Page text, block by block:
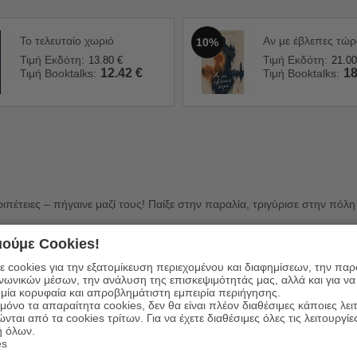
Το τελευταίο χωριό
Τιμή Εκδότη: 13.80 €
Τιμή Booktalks: 12.42 €
10%
Αν με έβλεπες
Τιμή Εκδότη: 21.00
Τιμή Booktalks:
– πήγαινε μαζί τους! Παίξε στην παραλία, τριγύρισε στην
Cookies!
cookies για την εξατομίκευση περιεχομένου και διαφημίσεων, την
μέσων, την ανάλυση της επισκεψιμότητάς μας, αλλά και για
κορυφαία και απροβλημάτιστη εμπειρία περιήγησης.
τα απαραίτητα cookies, δεν θα είναι πλέον διαθέσιμες κάποιες
από τα cookies τρίτων. Για να έχετε διαθέσιμες όλες τις
όλων.